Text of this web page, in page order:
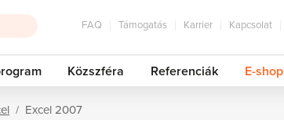
FAQ Támogatás Karrier Kapcsolat
Közszféra Referenciák E-shop
Excel 2007